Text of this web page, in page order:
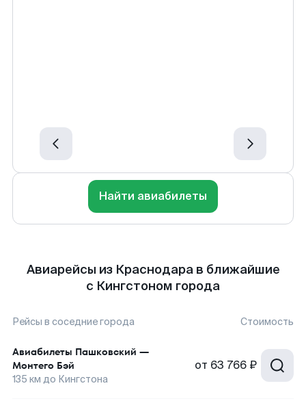
Найти авиабилеты
Авиарейсы из Краснодара в ближайшие
с Кингстоном города
Рейсы в соседние города Стоимость
Авиабилеты Пашковский —
Монтего Бэй
135 км до Кингстона
от 63 766 ₽